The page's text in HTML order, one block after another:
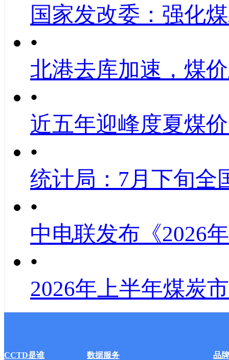
国家发改委：强化
•
北港去库加速，煤
•
近五年迎峰度夏煤
•
统计局：7月下旬全
•
中电联发布《2026
•
2026年上半年煤炭
CCTD是谁 数据服务 品